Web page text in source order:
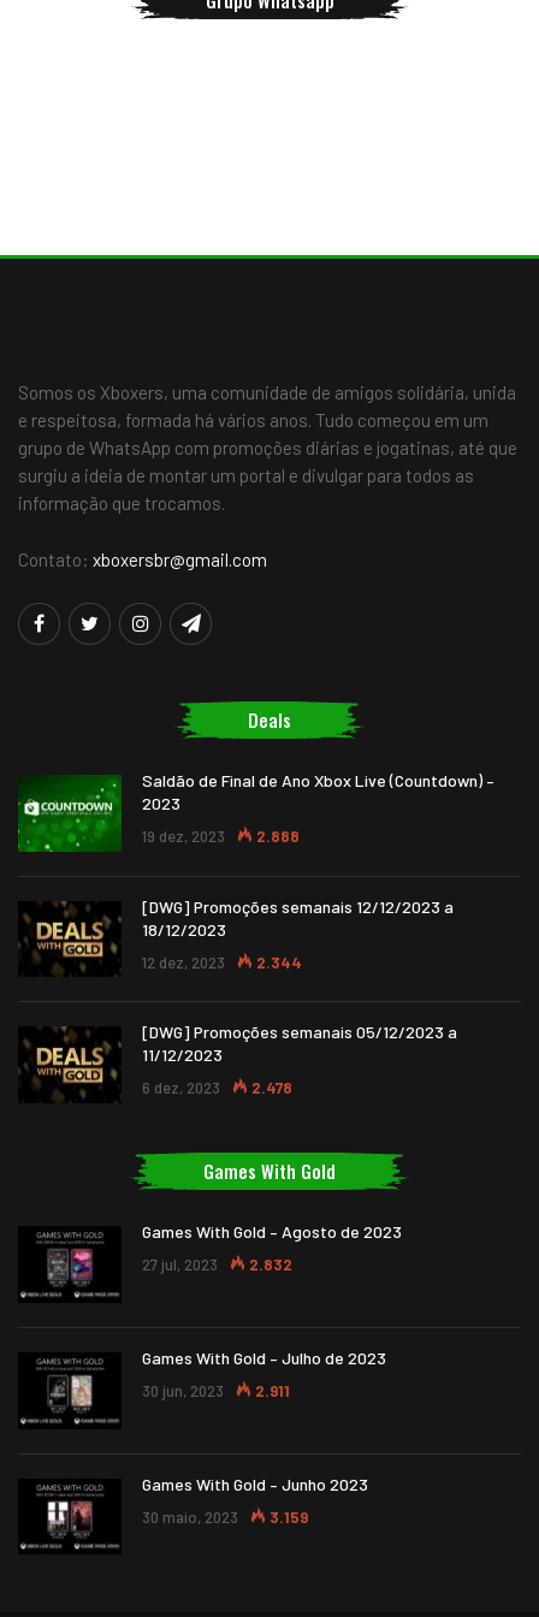
Somos os Xboxers, uma comunidade de amigos solidária, unida
e respeitosa, formada há vários anos. Tudo começou em um
grupo de WhatsApp com promoções diárias e jogatinas, até que
surgiu a ideia de montar um portal e divulgar para todos as
informação que trocamos.
Contato: xboxersbr@gmail.com
Deals
Saldão de Final de Ano Xbox Live (Countdown) –
2023
19 dez, 2023 2.888
[DWG] Promoções semanais 12/12/2023 a
18/12/2023
12 dez, 2023 2.344
[DWG] Promoções semanais 05/12/2023 a
11/12/2023
6 dez, 2023 2.478
Games With Gold
Games With Gold – Agosto de 2023
27 jul, 2023 2.832
Games With Gold – Julho de 2023
30 jun, 2023 2.911
Games With Gold – Junho 2023
30 maio, 2023 3.159